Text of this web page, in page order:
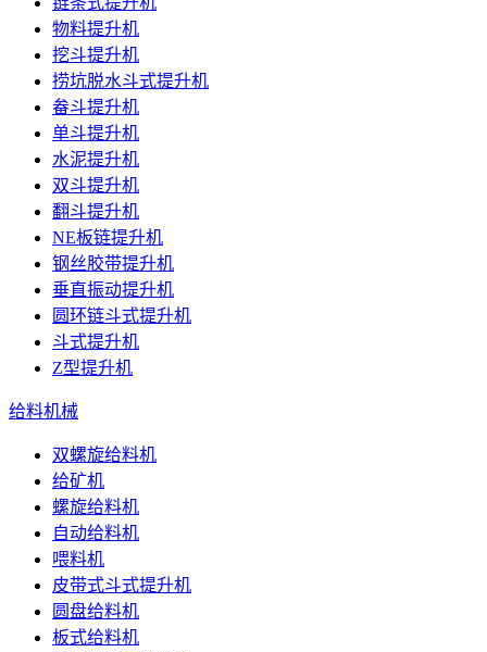
物料提升机
挖斗提升机
捞坑脱水斗式提升机
畚斗提升机
单斗提升机
水泥提升机
双斗提升机
翻斗提升机
NE板链提升机
钢丝胶带提升机
垂直振动提升机
圆环链斗式提升机
斗式提升机
Z型提升机
给料机械
双螺旋给料机
给矿机
螺旋给料机
自动给料机
喂料机
皮带式斗式提升机
圆盘给料机
板式给料机